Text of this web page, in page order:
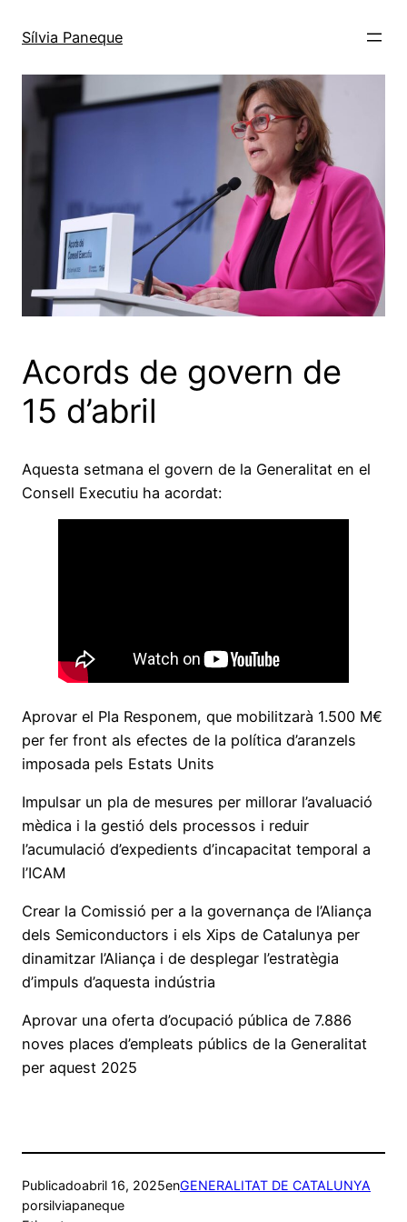
Sílvia Paneque
Acords de govern de
15 d’abril
Aquesta setmana el govern de la Generalitat en el
Consell Executiu ha acordat:
Aprovar el Pla Responem, que mobilitzarà 1.500 M€
per fer front als efectes de la política d’aranzels
imposada pels Estats Units
Impulsar un pla de mesures per millorar l’avaluació
mèdica i la gestió dels processos i reduir
l’acumulació d’expedients d’incapacitat temporal a
l’ICAM
Crear la Comissió per a la governança de l’Aliança
dels Semiconductors i els Xips de Catalunya per
dinamitzar l’Aliança i de desplegar l’estratègia
d’impuls d’aquesta indústria
Aprovar una oferta d’ocupació pública de 7.886
noves places d’empleats públics de la Generalitat
per aquest 2025
Publicadoabril 16, 2025enGENERALITAT DE CATALUNYA
porsilviapaneque